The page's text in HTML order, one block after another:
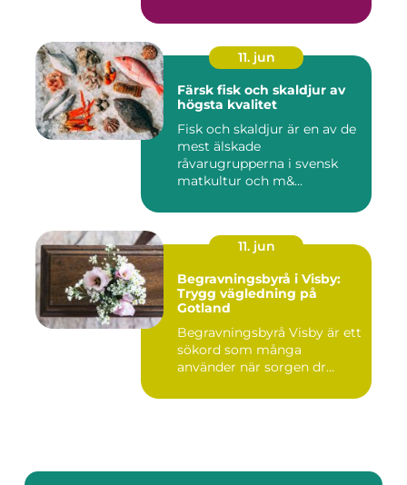
11. jun
Färsk fisk och skaldjur av
högsta kvalitet
Fisk och skaldjur är en av de
mest älskade
råvarugrupperna i svensk
matkultur och m&...
11. jun
Begravningsbyrå i Visby:
Trygg vägledning på
Gotland
Begravningsbyrå Visby är ett
sökord som många
använder när sorgen dr...